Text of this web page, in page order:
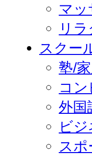
マッ
リ
スクー
塾/
コン
外国
ビ
スポ